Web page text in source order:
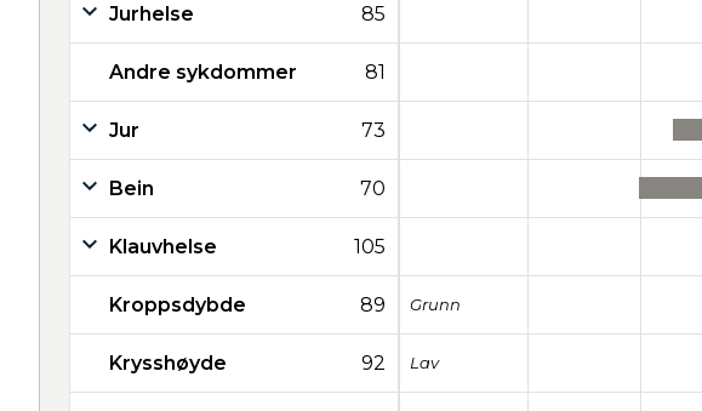
Jurhelse 85
Andre sykdommer 81
Jur 73
Bein 70
Klauvhelse 105
Kroppsdybde 89 Grunn
Krysshøyde 92 Lav